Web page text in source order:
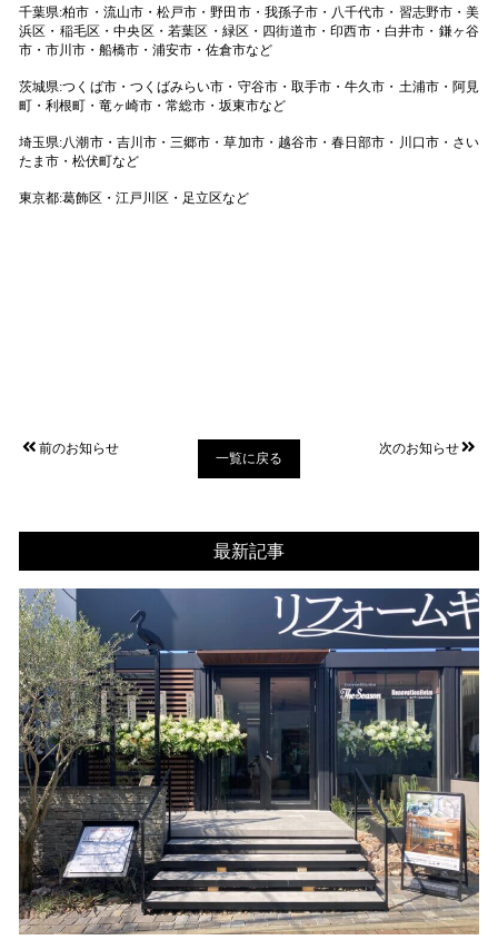
千葉県:柏市・流山市・松戸市・野田市・我孫子市・八千代市・習志野市・美
浜区・稲毛区・中央区・若葉区・緑区・四街道市・印西市・白井市・鎌ヶ谷
市・市川市・船橋市・浦安市・佐倉市など
茨城県:つくば市・つくばみらい市・守谷市・取手市・牛久市・土浦市・阿見
町・利根町・竜ヶ崎市・常総市・坂東市など
埼玉県:八潮市・吉川市・三郷市・草加市・越谷市・春日部市・川口市・さい
たま市・松伏町など
東京都:葛飾区・江戸川区・足立区など
前のお知らせ
一覧に戻る
次のお知らせ
最新記事